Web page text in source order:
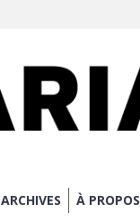
ARCHIVES À PROPOS